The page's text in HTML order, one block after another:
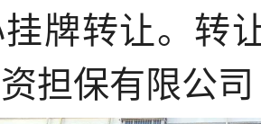
牌转让。转
担保有限公